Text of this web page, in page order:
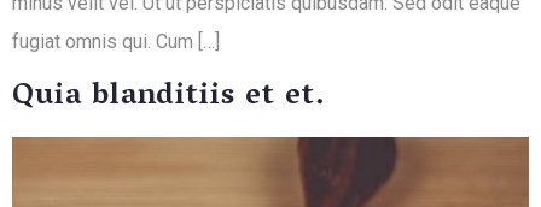
fugiat omnis qui. Cum […]
Quia blanditiis et et.